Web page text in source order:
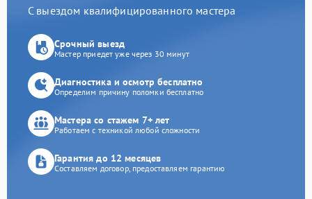
С выездом квалифицированного мастера
Срочный выезд
Мастер приедет уже через 30 минут
Диагностика и осмотр бесплатно
Определим причину поломки бесплатно
Мастера со стажем 7+ лет
Работаем с техникой любой сложности
Гарантия до 12 месяцев
Составляем договор, предоставляем гарантию